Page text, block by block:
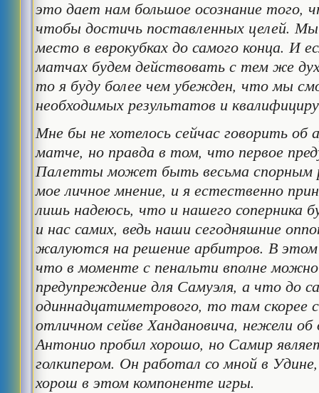
это дает нам большое осознание
чтобы достичь поставленных целей.
место в еврокубках до самого конца. И
матчах будем действовать с тем же
то я буду более чем убежден, что мы
необходимых результатов и
Мне бы не хотелось сейчас говорить
матче, но правда в том, что первое
Палетты может быть весьма спорным
мое личное мнение, и я естественно
лишь надеюсь, что и нашего соперника
и нас самих, ведь наши сегодняшние
жалуются на решение арбитров. В
что в моменте с пенальти вполне
предупреждение для Самуэля, а что до
одиннадцатиметрового, то там скорее
отличном сейве Хандановича, нежели
Антонио пробил хорошо, но Самир
голкипером. Он работал со мной в
хорош в этом компоненте игры.